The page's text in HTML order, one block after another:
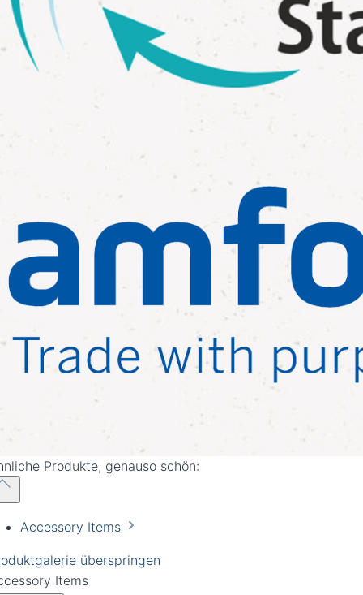
Produkte, genauso schön:
Accessory Items
überspringen
Items